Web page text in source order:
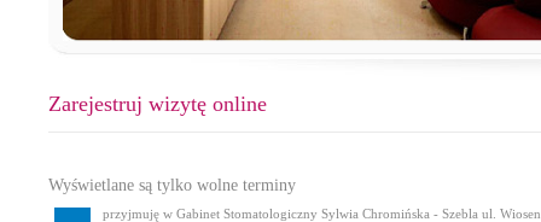
Zarejestruj wizytę online
Wyświetlane są tylko wolne terminy
przyjmuję w Gabinet Stomatologiczny Sylwia Chromińska - Szebla ul.